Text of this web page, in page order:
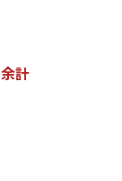
余計